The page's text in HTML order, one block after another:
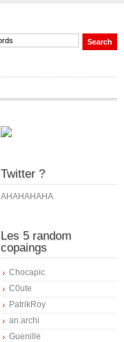
Twitter ?
AHAHAHAHA
Les 5 random
copaings
Chocapic
C0ute
PatrikRoy
an.archi
Guenille